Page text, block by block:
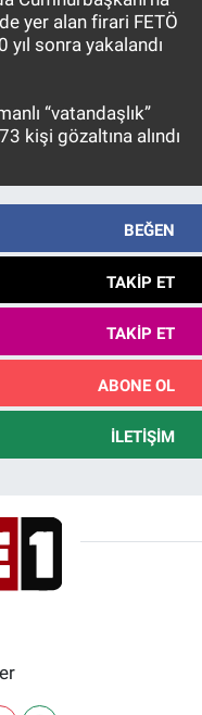
yer alan firari FETÖ
yıl sonra yakalandı
“vatandaşlık”
kişi gözaltına alındı
BEĞEN
TAKIP ET
TAKIP ET
ABONE OL
İLETIŞIM